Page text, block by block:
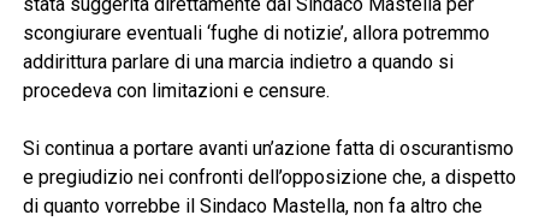
scongiurare eventuali ‘fughe di notizie’, allora potremmo
addirittura parlare di una marcia indietro a quando si
procedeva con limitazioni e censure.
Si continua a portare avanti un’azione fatta di oscurantismo
e pregiudizio nei confronti dell’opposizione che, a dispetto
di quanto vorrebbe il Sindaco Mastella, non fa altro che